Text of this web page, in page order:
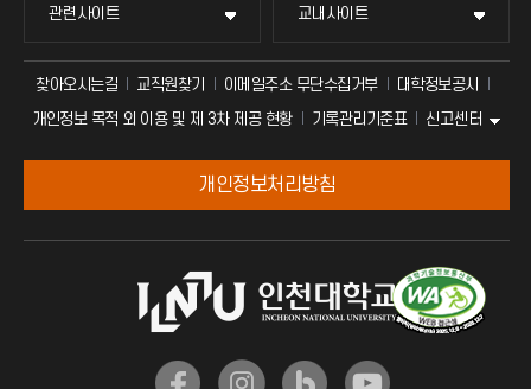
관련사이트 교내사이트
찾아오시는길 교직원찾기 이메일주소 무단수집거부
대학정보공시
개인정보 목적 외 이용 및 제 3차 제공 현황
기록관리기준표 신고센터
개인정보처리방침